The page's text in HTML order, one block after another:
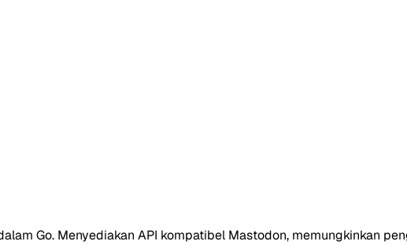
Go. Menyediakan API kompatibel Mastodon, memungkinkan